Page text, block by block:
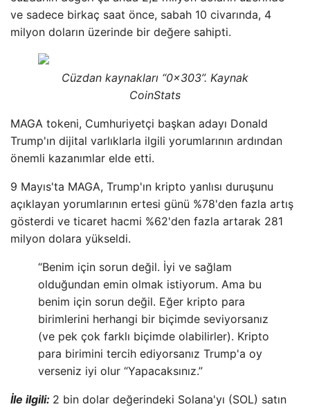
ve sadece birkaç saat önce, sabah 10 civarında, 4
milyon doların üzerinde bir değere sahipti.
Cüzdan kaynakları “0x303”. Kaynak
CoinStats
MAGA tokeni, Cumhuriyetçi başkan adayı Donald
Trump'ın dijital varlıklarla ilgili yorumlarının ardından
önemli kazanımlar elde etti.
9 Mayıs'ta MAGA, Trump'ın kripto yanlısı duruşunu
açıklayan yorumlarının ertesi günü %78'den fazla artış
gösterdi ve ticaret hacmi %62'den fazla artarak 281
milyon dolara yükseldi.
“Benim için sorun değil. İyi ve sağlam
olduğundan emin olmak istiyorum. Ama bu
benim için sorun değil. Eğer kripto para
birimlerini herhangi bir biçimde seviyorsanız
(ve pek çok farklı biçimde olabilirler). Kripto
para birimini tercih ediyorsanız Trump'a oy
verseniz iyi olur “Yapacaksınız.”
İle ilgili: 2 bin dolar değerindeki Solana'yı (SOL) satın